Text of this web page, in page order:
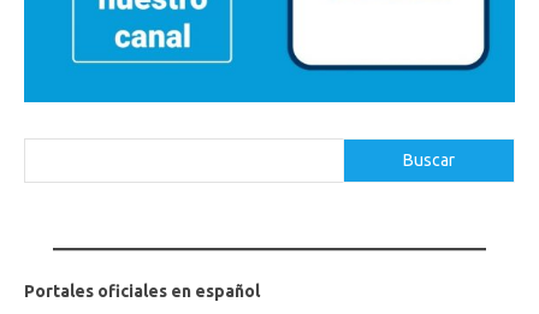
Buscar
Portales oficiales en español